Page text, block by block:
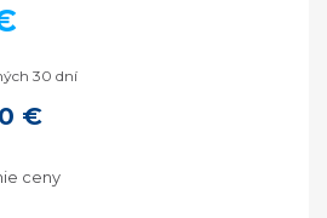
30 dní
€
ceny